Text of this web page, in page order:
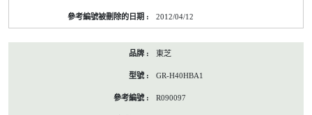
2012/04/12
東芝
GR-H40HBA1
R090097